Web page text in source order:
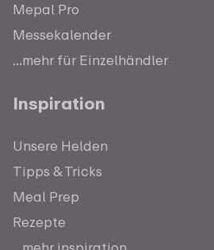
Mepal Pro
Messekalender
...mehr für Einzelhändler
Inspiration
Unsere Helden
Tipps & Tricks
Meal Prep
Rezepte